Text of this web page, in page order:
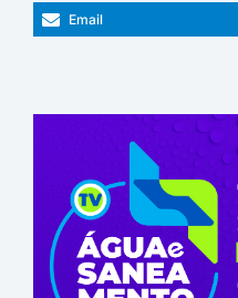
Email